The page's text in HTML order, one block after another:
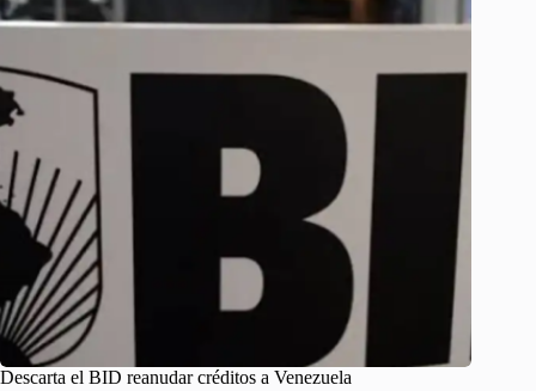
Descarta el BID reanudar créditos a Venezuela